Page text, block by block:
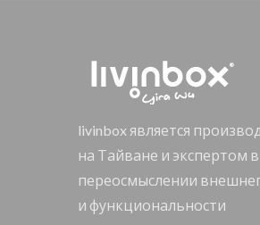
livinbox является
на Тайване и экспертом в
переосмыслении
и функциональности